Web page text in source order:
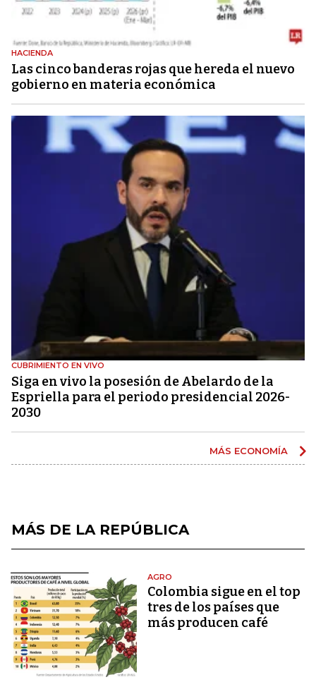
HACIENDA
Las cinco banderas rojas que hereda el nuevo
gobierno en materia económica
CUBRIMIENTO EN VIVO
Siga en vivo la posesión de Abelardo de la
Espriella para el periodo presidencial 2026-
2030
MÁS ECONOMÍA
MÁS DE LA REPÚBLICA
AGRO
Colombia sigue en el top
tres de los países que
más producen café